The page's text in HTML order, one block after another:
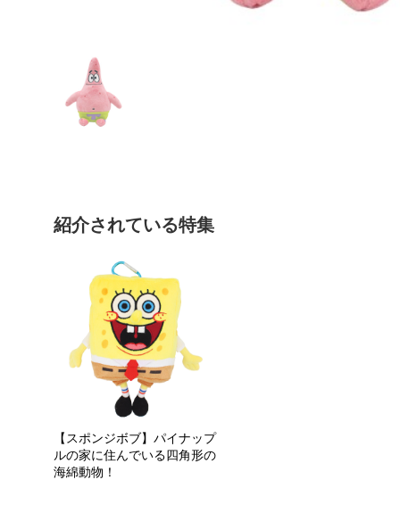
紹介されている特集
【スポンジボブ】パイナップ
ルの家に住んでいる四角形の
海綿動物！